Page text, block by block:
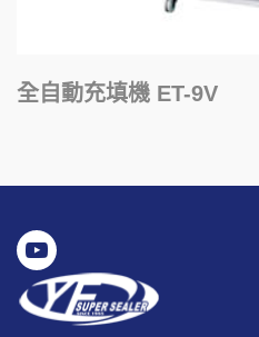
全自動充填機 ET-9V